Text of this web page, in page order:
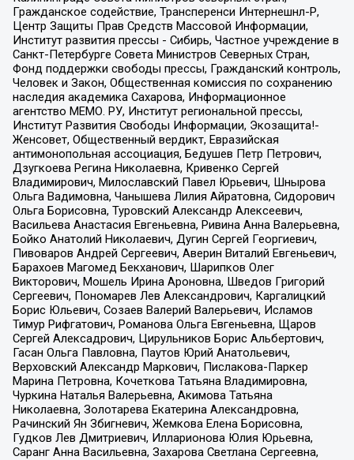
Гражданское содействие, Трансперенси Интернешнл-Р,
Центр Защиты Прав Средств Массовой Информации,
Институт развития прессы - Сибирь, Частное учреждение в
Санкт-Петербурге Совета Министров Северных Стран,
Фонд поддержки свободы прессы, Гражданский контроль,
Человек и Закон, Общественная комиссия по сохранению
наследия академика Сахарова, Информационное
агентство МЕМО. РУ, Институт региональной прессы,
Институт Развития Свободы Информации, Экозащита!-
Женсовет, Общественный вердикт, Евразийская
антимонопольная ассоциация, Бедушев Петр Петрович,
Дзугкоева Регина Николаевна, Кривенко Сергей
Владимирович, Милославский Павел Юрьевич, Шнырова
Ольга Вадимовна, Чанышева Лилия Айратовна, Сидорович
Ольга Борисовна, Туровский Александр Алексеевич,
Васильева Анастасия Евгеньевна, Ривина Анна Валерьевна,
Бойко Анатолий Николаевич, Дугин Сергей Георгиевич,
Пивоваров Андрей Сергеевич, Аверин Виталий Евгеньевич,
Барахоев Магомед Бекханович, Шарипков Олег
Викторович, Мошель Ирина Ароновна, Шведов Григорий
Сергеевич, Пономарев Лев Александрович, Каргалицкий
Борис Юльевич, Созаев Валерий Валерьевич, Исламов
Тимур Рифгатович, Романова Ольга Евгеньевна, Щаров
Сергей Алексадрович, Цирульников Борис Альбертович,
Гасан Ольга Павловна, Паутов Юрий Анатольевич,
Верховский Александр Маркович, Пислакова-Паркер
Марина Петровна, Кочеткова Татьяна Владимировна,
Чуркина Наталья Валерьевна, Акимова Татьяна
Николаевна, Золотарева Екатерина Александровна,
Рачинский Ян Збигневич, Жемкова Елена Борисовна,
Гудков Лев Дмитриевич, Илларионова Юлия Юрьевна,
Саранг Анна Васильевна, Захарова Светлана Сергеевна,